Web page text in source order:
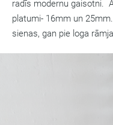
radīs modernu gaisotni.
platumi- 16mm un
sienas, gan pie loga